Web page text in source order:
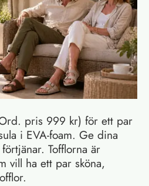
pris 999 kr) för ett par
i EVA-foam. Ge dina
Tofflorna är
vill ha ett par sköna,